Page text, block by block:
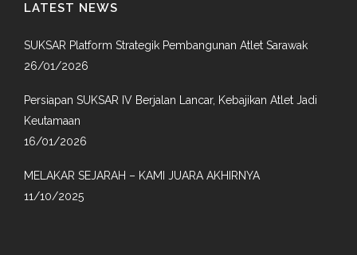
LATEST NEWS
SUKSAR Platform Strategik Pembangunan Atlet Sarawak
26/01/2026
Persiapan SUKSAR IV Berjalan Lancar, Kebajikan Atlet Jadi
Keutamaan
16/01/2026
MELAKAR SEJARAH – KAMI JUARA AKHIRNYA
11/10/2025